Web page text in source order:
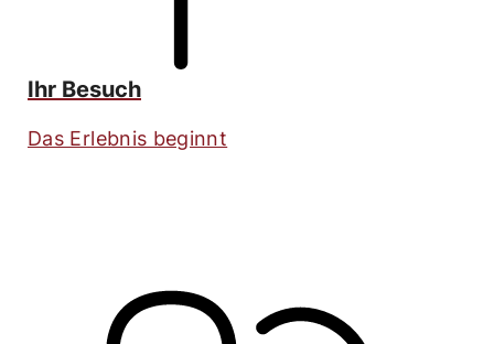
Ihr Besuch
Das Erlebnis beginnt